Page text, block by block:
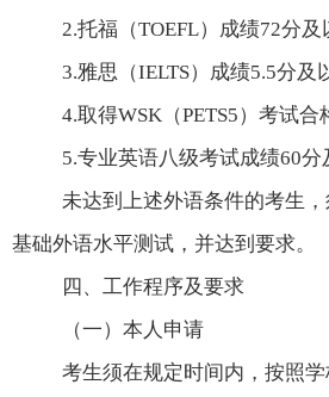
2.托福（TOEFL）成绩72分及
3.雅思（IELTS）成绩5.5分及
4.取得WSK （PETS5）考试合
5.专业英语八级考试成绩60分
未达到上述外语条件的考生
基础外语水平测试，并达到要求。
四、工作程序及要求
（一）本人申请
考生须在规定时间内，按照